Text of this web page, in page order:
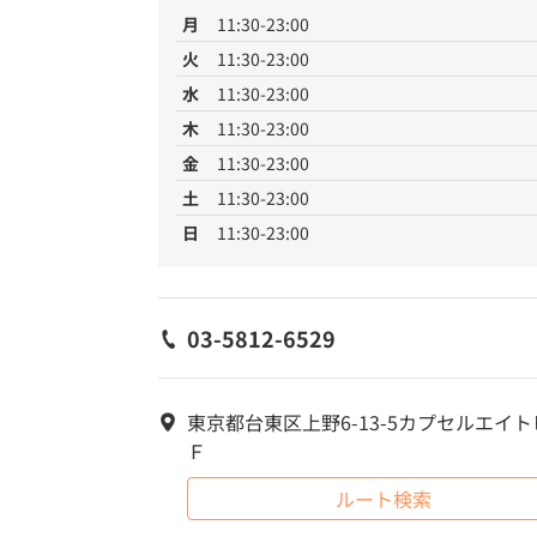
月
11:30-23:00
火
11:30-23:00
水
11:30-23:00
木
11:30-23:00
金
11:30-23:00
土
11:30-23:00
日
11:30-23:00
03-5812-6529
東京都台東区上野6-13-5カプセルエイ
Ｆ
ルート検索